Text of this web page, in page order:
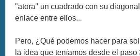
"atora" un cuadrado con su
enlace entre ellos...
Pero, ¿Qué podemos hacer para
la idea que teníamos desde el paso